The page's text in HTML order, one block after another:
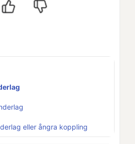
eller ångra koppling